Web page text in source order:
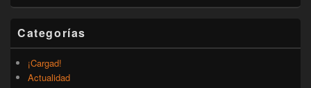
Categorías
¡Cargad!
Actualidad